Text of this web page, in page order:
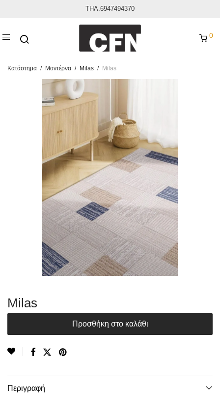
ΤΗΛ.6947494370
0
Κατάστημα / Μοντέρνα / Milas / Milas
Milas
Προσθήκη στο καλάθι
Περιγραφή